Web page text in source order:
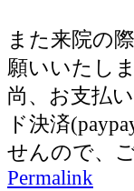
また来院の
願いいたしま
尚、お支払
ド決済
せんので、
Permalink